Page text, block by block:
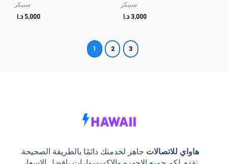
سبيكر
5,000د.ا
سبيكر
3,000د.ا
1 2 3
هاواي للاتصالات جاهز لخدمتك دائمًا بالطريقة الصحيحة.